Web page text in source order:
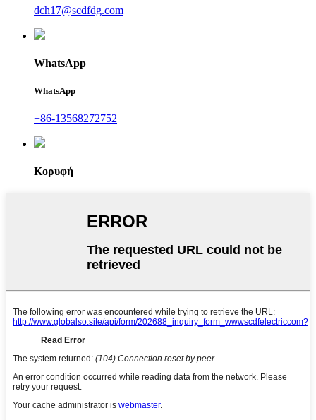
dch17@scdfdg.com
WhatsApp
WhatsApp
+86-13568272752
Κορυφή